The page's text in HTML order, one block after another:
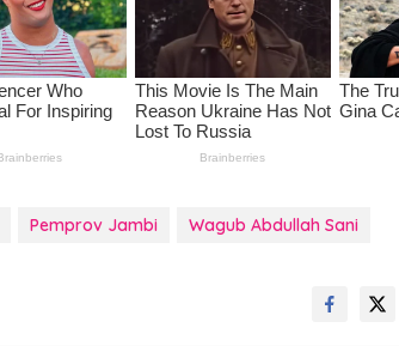
Pemprov Jambi Wagub Abdullah Sani